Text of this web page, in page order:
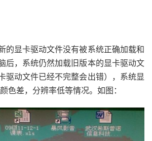
的显卡驱动文件没有被系统正确加载和
后，系统仍然加载旧版本的显卡驱动文
驱动文件已经不完整会出错），系统显
色差，分辨率低等情况。如图：